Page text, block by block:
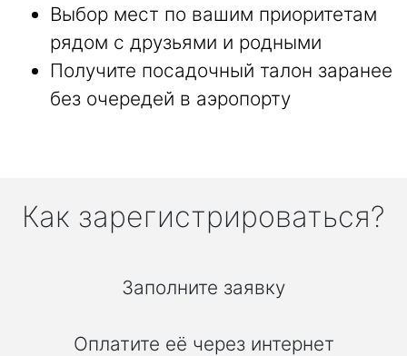
Выбор мест по вашим приоритетам
рядом с друзьями и родными
Получите посадочный талон заранее
без очередей в аэропорту
Как зарегистрироваться?
Заполните заявку
Оплатите её через интернет